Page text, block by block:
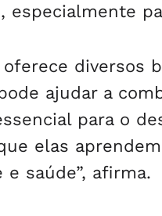
especialmente
diversos
ajudar a
para o
elas
saúde”, afirma.